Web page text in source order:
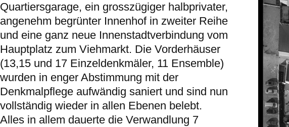
Quartiersgarage, ein grosszügiger halbprivater,
angenehm begrünter Innenhof in zweiter Reihe
und eine ganz neue Innenstadtverbindung vom
Hauptplatz zum Viehmarkt. Die Vorderhäuser
(13,15 und 17 Einzeldenkmäler, 11 Ensemble)
wurden in enger Abstimmung mit der
Denkmalpflege aufwändig saniert und sind nun
vollständig wieder in allen Ebenen belebt.
Alles in allem dauerte die Verwandlung 7